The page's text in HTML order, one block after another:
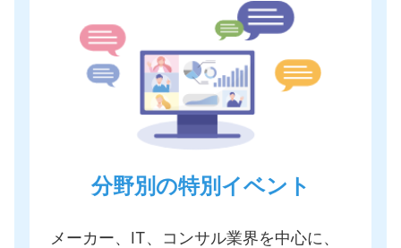
分野別の特別イベント
メーカー、IT、コンサル業界を中心に、